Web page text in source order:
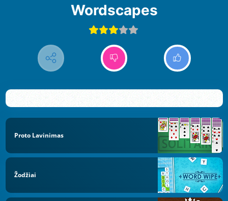
Wordscapes
Proto Lavinimas
Žodžiai